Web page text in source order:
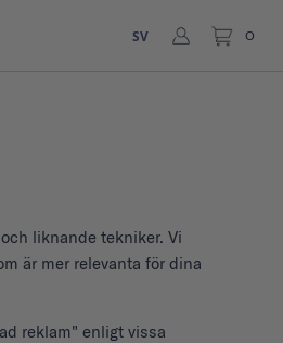
SV 0
liknande tekniker. Vi
är mer relevanta för dina
reklam" enligt vissa